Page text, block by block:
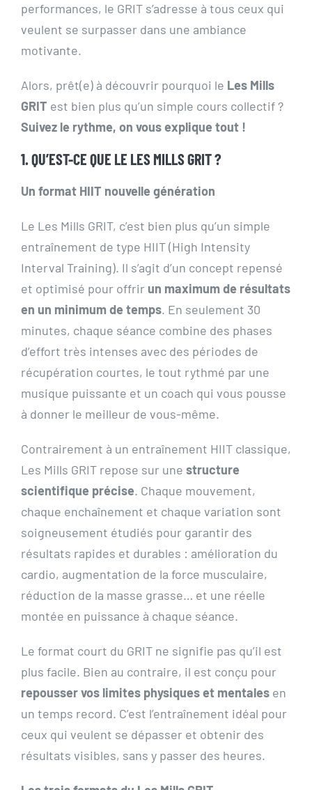
performances, le GRIT s’adresse à tous ceux qui
veulent se surpasser dans une ambiance
motivante.
Alors, prêt(e) à découvrir pourquoi le Les Mills
GRIT est bien plus qu’un simple cours collectif ?
Suivez le rythme, on vous explique tout !
1. QU’EST-CE QUE LE LES MILLS GRIT ?
Un format HIIT nouvelle génération
Le Les Mills GRIT, c’est bien plus qu’un simple
entraînement de type HIIT (High Intensity
Interval Training). Il s’agit d’un concept repensé
et optimisé pour offrir un maximum de résultats
en un minimum de temps. En seulement 30
minutes, chaque séance combine des phases
d’effort très intenses avec des périodes de
récupération courtes, le tout rythmé par une
musique puissante et un coach qui vous pousse
à donner le meilleur de vous-même.
Contrairement à un entraînement HIIT classique,
Les Mills GRIT repose sur une structure
scientifique précise. Chaque mouvement,
chaque enchaînement et chaque variation sont
soigneusement étudiés pour garantir des
résultats rapides et durables : amélioration du
cardio, augmentation de la force musculaire,
réduction de la masse grasse… et une réelle
montée en puissance à chaque séance.
Le format court du GRIT ne signifie pas qu’il est
plus facile. Bien au contraire, il est conçu pour
repousser vos limites physiques et mentalesen
un temps record. C’est l’entraînement idéal pour
ceux qui veulent se dépasser et obtenir des
résultats visibles, sans y passer des heures.